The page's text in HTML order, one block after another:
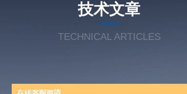
技术文章
TECHNICAL ARTICLES